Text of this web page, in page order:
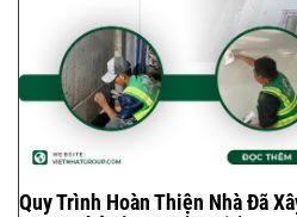
Quy Trình Hoàn Thiện Nhà Đã